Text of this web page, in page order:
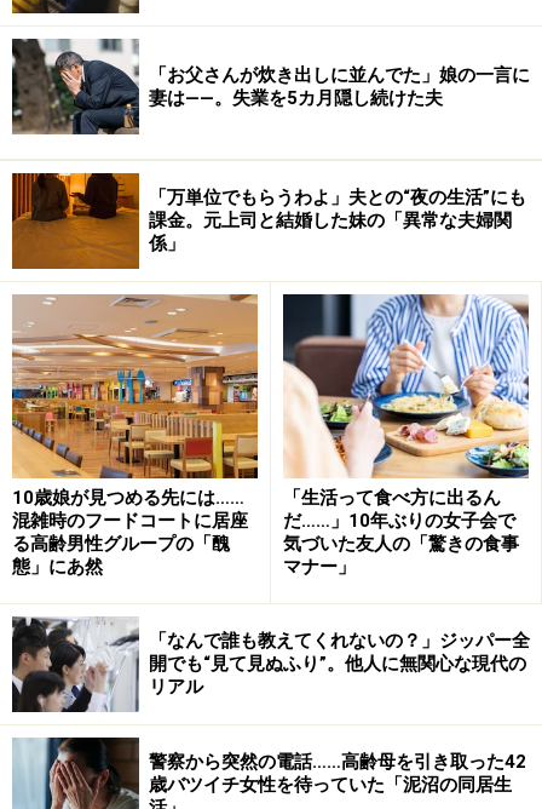
「お父さんが炊き出しに並んでた」娘の一言に
妻は――。失業を5カ月隠し続けた夫
「万単位でもらうわよ」夫との“夜の生活”にも
課金。元上司と結婚した妹の「異常な夫婦関
係」
10歳娘が見つめる先には……
混雑時のフードコートに居座
る高齢男性グループの「醜
態」にあ然
「生活って食べ方に出るん
だ……」10年ぶりの女子会で
気づいた友人の「驚きの食事
マナー」
「なんで誰も教えてくれないの？」ジッパー全
開でも“見て見ぬふり”。他人に無関心な現代の
リアル
警察から突然の電話……高齢母を引き取った42
歳バツイチ女性を待っていた「泥沼の同居生